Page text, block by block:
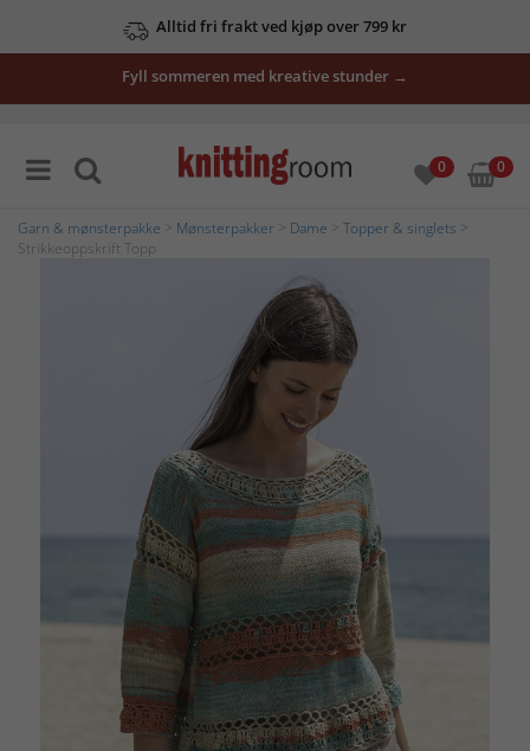
Alltid fri frakt ved kjøp over 799 kr
Fyll sommeren med kreative stunder →
0 0
Garn & mønsterpakke Mønsterpakker Dame Topper & singlets
Strikkeoppskrift Topp